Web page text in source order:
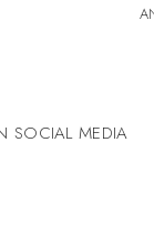
SOCIAL MEDIA